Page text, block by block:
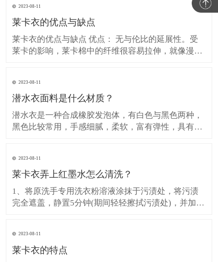
2023-08-11
莱卡衣的优点与缺点
莱卡衣的优点与缺点 优点： 无与伦比的延展性。受
莱卡的影响，莱卡棉中的纤维很容易拉伸，就像漫画
服装，可用于牛仔裤而不是熨平。 起球不容易。莱卡
棉在织造过程中有一个烧毛过程。 缺点： 它对人体
有害。由于加入
2023-08-11
潜水衣面料是什么材质？
潜水衣是一种合成橡胶发泡体，有白色与黑色两种，
黑色比较常用，手感细腻，柔软，富有弹性，具有防
质为发泡橡胶。 潜水衣 常见的潜水衣是采用发泡橡
胶制成的，比较好的有氯丁橡胶，采用三明治形式，
用尼龙布或莱卡布包
2023-08-11
莱卡衣弄上红墨水怎么清洗？
1、将原洗手专用洗衣粉溶液涂抹于污渍处，将污渍
完全遮盖，静置5分钟(期间轻轻擦拭污渍处)，并加入
色污渍净规范(600克)帽测量四分之一净帽(10克)布颜
色污渍和1/4帽(10克)衣领净,倒在污渍处
2023-08-11
莱卡衣的特点